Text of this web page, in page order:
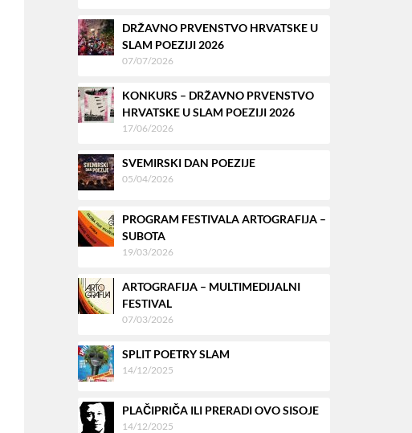
DRŽAVNO PRVENSTVO HRVATSKE U
SLAM POEZIJI 2026
07/07/2026
KONKURS – DRŽAVNO PRVENSTVO
HRVATSKE U SLAM POEZIJI 2026
17/06/2026
SVEMIRSKI DAN POEZIJE
05/04/2026
PROGRAM FESTIVALA ARTOGRAFIJA –
SUBOTA
19/03/2026
ARTOGRAFIJA – MULTIMEDIJALNI
FESTIVAL
07/03/2026
SPLIT POETRY SLAM
14/12/2025
PLAČIPRIČA ILI PRERADI OVO SISOJE
14/12/2025